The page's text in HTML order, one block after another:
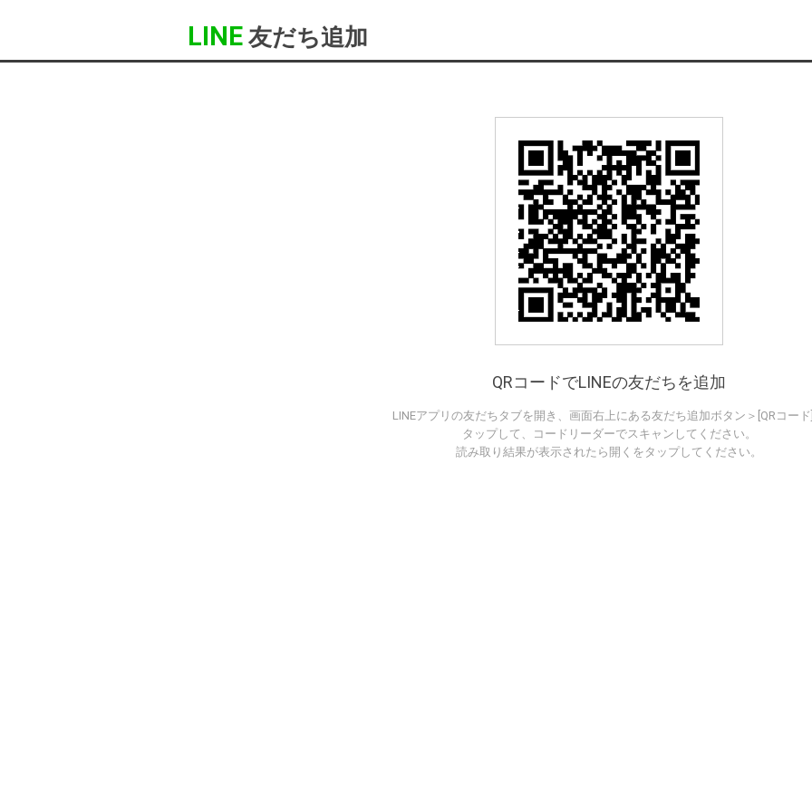
LINE 友だち追加
QRコードでLINEの友だちを追加
LINEアプリの友だちタブを開き、画面右上にある友だち追加ボタン＞[QRコー
タップして、コードリーダーでスキャンしてください。
読み取り結果が表示されたら開くをタップしてください。